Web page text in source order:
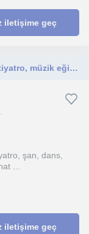
iletişime geç
Her yaş grubundan insana temel sinema, tiyatro, müzik eğitimi veren bir eğitimci
şan, dans,
...
iletişime geç